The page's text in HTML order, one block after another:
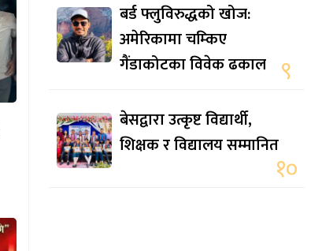
बर्ड फ्लुविरुद्धको खोज:
अमेरिकामा चम्किए
गैंडाकोटका विवेक ढकाल ९
बेसद्वारा उत्कृष्ट विद्यार्थी,
शिक्षक र विद्यालय सम्मानित
१०